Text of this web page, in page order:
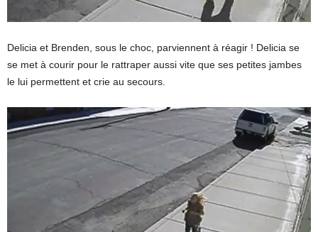
Delicia et Brenden, sous le choc, parviennent à réagir ! Delicia se
se met à courir pour le rattraper aussi vite que ses petites jambes
le lui permettent et crie au secours.